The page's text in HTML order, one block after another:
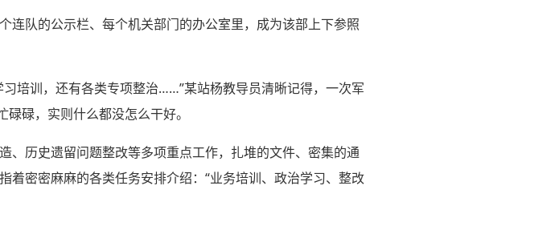
连队的公示栏、每个机关部门的办公室里，成为该部上下参照
培训，还有各类专项整治……”某站杨教导员清晰记得，一次军
碌，实则什么都没怎么干好。
、历史遗留问题整改等多项重点工作，扎堆的文件、密集的通
密密麻麻的各类任务安排介绍：“业务培训、政治学习、整改